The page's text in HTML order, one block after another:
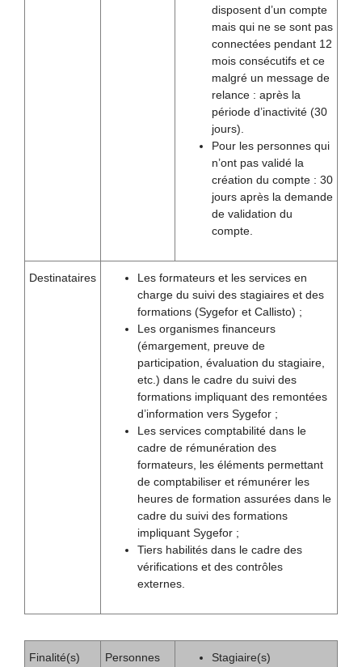
disposent d’un compte
mais qui ne se sont pas
connectées pendant 12
mois consécutifs et ce
malgré un message de
relance : après la
période d’inactivité (30
jours).
Pour les personnes qui
n’ont pas validé la
création du compte : 30
jours après la demande
de validation du
compte.
Destinataires
Les formateurs et les services en
charge du suivi des stagiaires et des
formations (Sygefor et Callisto) ;
Les organismes financeurs
(émargement, preuve de
participation, évaluation du stagiaire,
etc.) dans le cadre du suivi des
formations impliquant des remontées
d’information vers Sygefor ;
Les services comptabilité dans le
cadre de rémunération des
formateurs, les éléments permettant
de comptabiliser et rémunérer les
heures de formation assurées dans le
cadre du suivi des formations
impliquant Sygefor ;
Tiers habilités dans le cadre des
vérifications et des contrôles
externes.
Finalité(s)
Personnes
Stagiaire(s)